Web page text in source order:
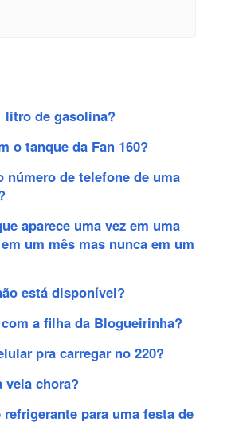
litro de gasolina?
o tanque da Fan 160?
número de telefone de uma
aparece uma vez em uma
um mês mas nunca em um
está disponível?
a filha da Blogueirinha?
pra carregar no 220?
vela chora?
para uma festa de